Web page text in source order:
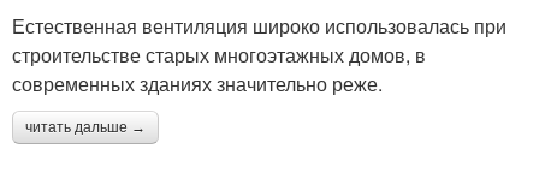
Естественная вентиляция широко использовалась при
строительстве старых многоэтажных домов, в
современных зданиях значительно реже.
читать дальше →